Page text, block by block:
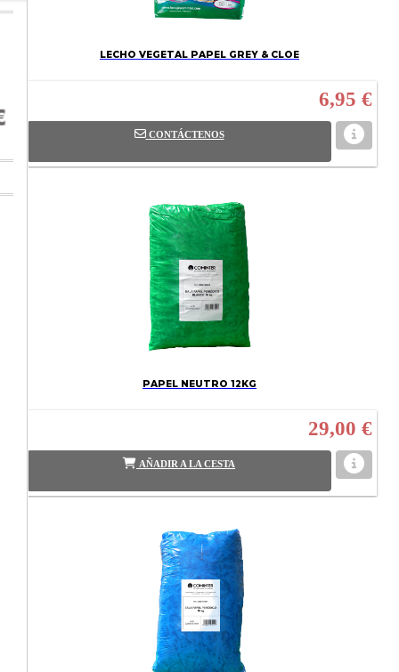
LECHO VEGETAL PAPEL GREY & CLOE
6,95 €
CONTÁCTENOS
PAPEL NEUTRO 12KG
29,00 €
AÑADIR A LA CESTA